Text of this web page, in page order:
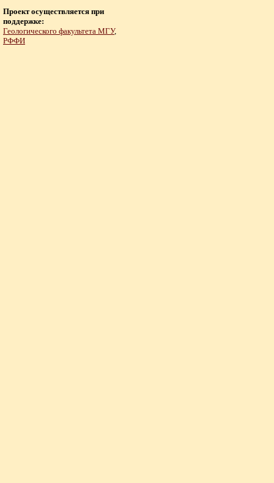
Проект осуществляется при
поддержке:
Геологического факультета МГУ,
РФФИ